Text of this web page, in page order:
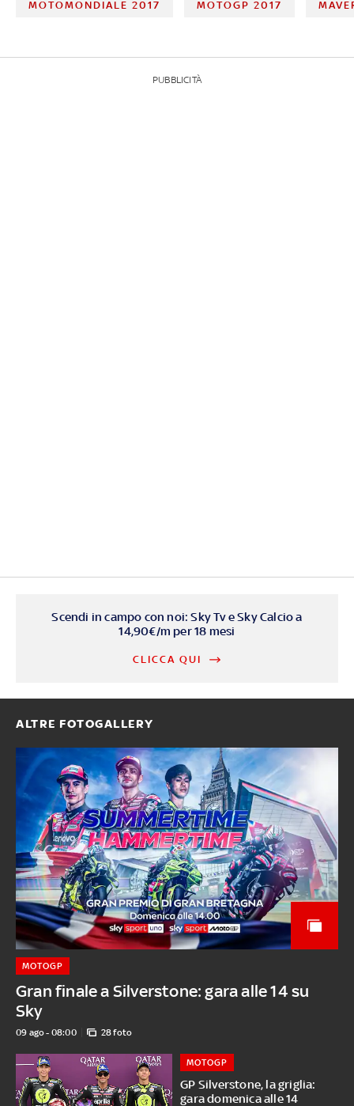
MOTOMONDIALE 2017 MOTOGP 2017
PUBBLICITÀ
Scendi in campo con noi: Sky Tv e Sky Calcio a
14,90€/m per 18 mesi
CLICCA QUI
ALTRE FOTOGALLERY
Gran finale a Silverstone: gara alle 14 su
Sky
MOTOGP
09 ago - 08:00 28 foto
GP Silverstone, la griglia:
gara domenica alle 14
MOTOGP